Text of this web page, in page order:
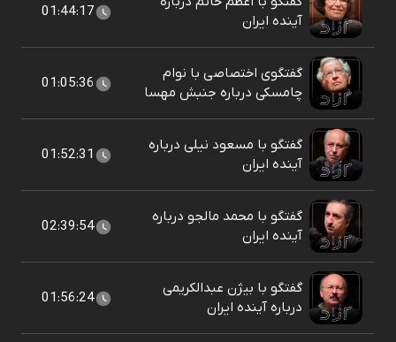
آینده ایران
01:44:17
گفتگوی اختصاصی با نوام
چامسکی درباره جنبش مهسا
01:05:36
گفتگو با مسعود نیلی درباره
آینده ایران
01:52:31
گفتگو با محمد مالجو درباره
آینده ایران
02:39:54
گفتگو با بیژن عبدالکریمی
درباره آینده ایران
01:56:24